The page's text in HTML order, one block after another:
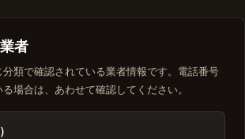
者
類で確認されている業者情報です。電話番号
場合は、あわせて確認してください。